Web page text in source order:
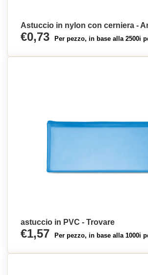
Astuccio in nylon con cerniera -
€0,73 Per pezzo, in base alla 2500i
astuccio in PVC - Trovare
€1,57 Per pezzo, in base alla 1000i